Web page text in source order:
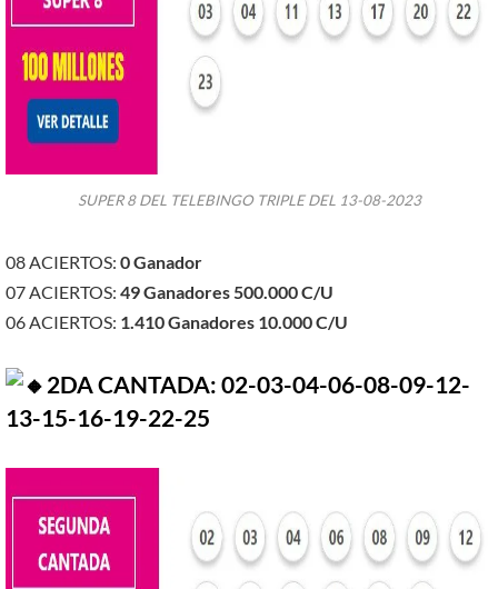
SUPER 8 DEL TELEBINGO TRIPLE DEL 13-08-2023
08 ACIERTOS: 0 Ganador
07 ACIERTOS: 49Ganadores500.000C/U
06 ACIERTOS: 1.410Ganadores 10.000 C/U
2DA CANTADA: 02-03-04-06-08-09-12-
13-15-16-19-22-25